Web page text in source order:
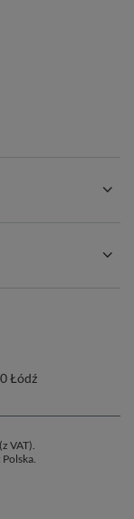
Łódź
VAT).
Polska.